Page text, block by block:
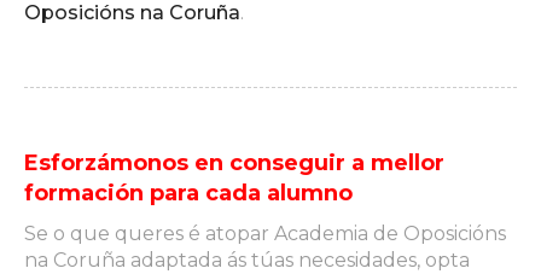
Oposicións na Coruña.
Esforzámonos en conseguir a mellor
formación para cada alumno
Se o que queres é atopar Academia de Oposicións
na Coruña adaptada ás túas necesidades, opta